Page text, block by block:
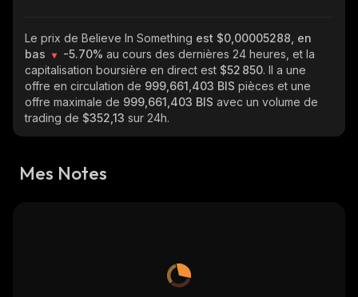
Le prix de Believe In Something est $0,00005288, en
bas
-5.70% au cours des dernières 24 heures, et la
capitalisation boursière en direct est $52 850. Il a une
offre en circulation de 999,661,403 BIS pièces et une
offre maximale de 999,661,403 BIS avec un volume de
trading de $352,13 sur 24h.
Mes Notes